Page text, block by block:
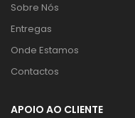
Sobre Nós
Entregas
Onde Estamos
Contactos
APOIO AO CLIENTE